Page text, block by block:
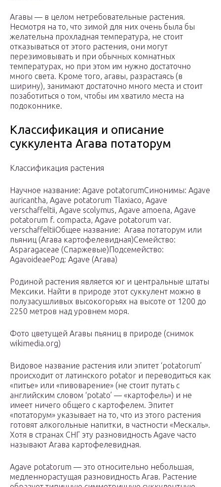
Агавы — в целом нетребовательные растения.
Несмотря на то, что зимой для них очень была бы
желательна прохладная температура, не стоит
отказываться от этого растения, они могут
перезимовывать и при обычных комнатных
температурах, но при этом им нужно достаточно
много света. Кроме того, агавы, разрастаясь (в
ширину), занимают достаточно много места и стоит
позаботиться о том, чтобы им хватило места на
подоконнике.
Классификация и описание
суккулента Агава потаторум
Классификация растения
Научное название: Agave potatorumСинонимы: Agave
auricantha, Agave potatorum Tlaxiaco, Agave
verschaffeltii, Agave scolymus, Agave amoena, Agave
potatorum f. compacta, Agave potatorum var.
verschaffeltiiОбщее название: Агава потаторум или
пьяниц (Агава картофелевидная)Семейство:
Asparagaceae (Спаржевые)Подсемейство:
AgavoideaeРод: Agave (Агава)
Родиной растения является юг и центральные штаты
Мексики. Найти в природе этот суккулент можно в
полузасушливых высокогорьях на высоте от 1200 до
2250 метров над уровнем моря.
Фото цветущей Агавы пьяниц в природе (снимок
wikimedia.org)
Видовое название растения или эпитет ‘potatorum’
происходит от латинского potator и переводиться как
«питье» или «пивоварение» (не стоит путать с
английским словом ‘potato’ — «картофель») и не
имеет ничего общего с картофелем. Эпитет
«потаторум» указывает на то, что из этого растения
готовят алкогольные напитки, в частности «Мескаль».
Хотя в странах СНГ эту разновидность Agave часто
называют Агава картофелевидная.
Agave potatorum — это относительно небольшая,
медленнорастущая разновидность Агав. Растение